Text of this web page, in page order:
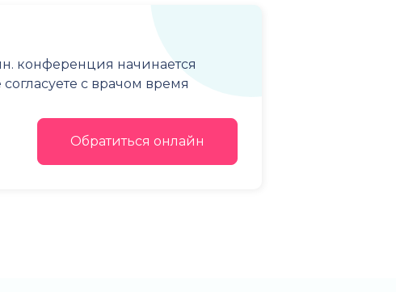
конференция начинается
согласуете с врачом время
Обратиться онлайн